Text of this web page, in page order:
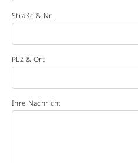
Straße & Nr.
PLZ & Ort
Ihre Nachricht